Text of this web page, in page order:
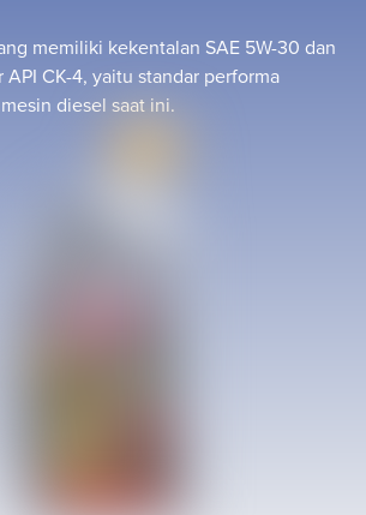
memiliki kekentalan SAE 5W-30 dan
CK-4, yaitu standar performa
diesel saat ini.